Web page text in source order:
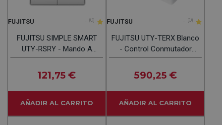
FUJITSU - (0)
FUJITSU SIMPLE SMART
UTY-RSRY - Mando A
Distancia Blanco
121,75 €
AÑADIR AL CARRITO
FUJITSU - (0)
FUJITSU UTY-TERX Blanco
- Control Conmutador
Externo
590,25 €
AÑADIR AL CARRITO